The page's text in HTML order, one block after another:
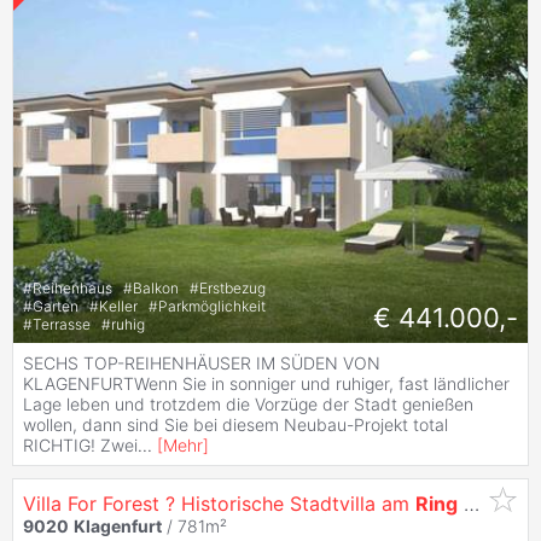
#Reihenhaus #Balkon #Erstbezug
#Garten #Keller #Parkmöglichkeit
#Terrasse #ruhig € 441.000,-
SECHS TOP-REIHENHÄUSER IM SÜDEN VON
KLAGENFURTWenn Sie in sonniger und ruhiger, fast ländlicher
Lage leben und trotzdem die Vorzüge der Stadt genießen
wollen, dann sind Sie bei diesem Neubau-Projekt total
RICHTIG! Zwei... [Mehr]
Villa For Forest ? Historische Stadtvilla am Ring
9020 Klagenfurt / 781m²